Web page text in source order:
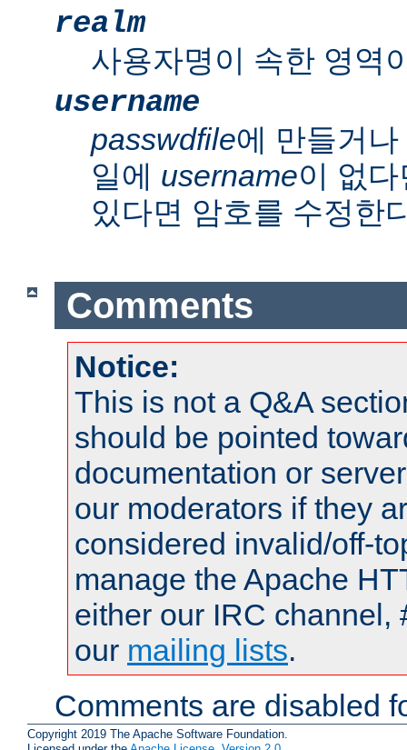
realm
사용자명이 속한 영역
username
passwdfile에 만들거
일에 username이 없
있다면 암호를 수정한
Comments
Notice:
This is not a Q&A
should be pointed
documentation or
our moderators if they
considered invalid/off-
manage the Apache
either our IRC channel,
our mailing lists.
Comments are disabled
Copyright 2019 The Apache Software Foundation.